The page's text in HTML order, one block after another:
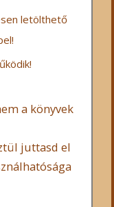
letölthető
a könyvek
juttasd el